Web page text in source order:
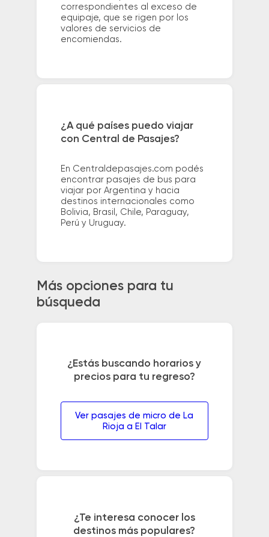
correspondientes al exceso de
equipaje, que se rigen por los
valores de servicios de
encomiendas.
¿A qué países puedo viajar
con Central de Pasajes?
En Centraldepasajes.com podés
encontrar pasajes de bus para
viajar por Argentina y hacia
destinos internacionales como
Bolivia, Brasil, Chile, Paraguay,
Perú y Uruguay.
Más opciones para tu
búsqueda
¿Estás buscando horarios y
precios para tu regreso?
Ver pasajes de micro de La
Rioja a El Talar
¿Te interesa conocer los
destinos más populares?